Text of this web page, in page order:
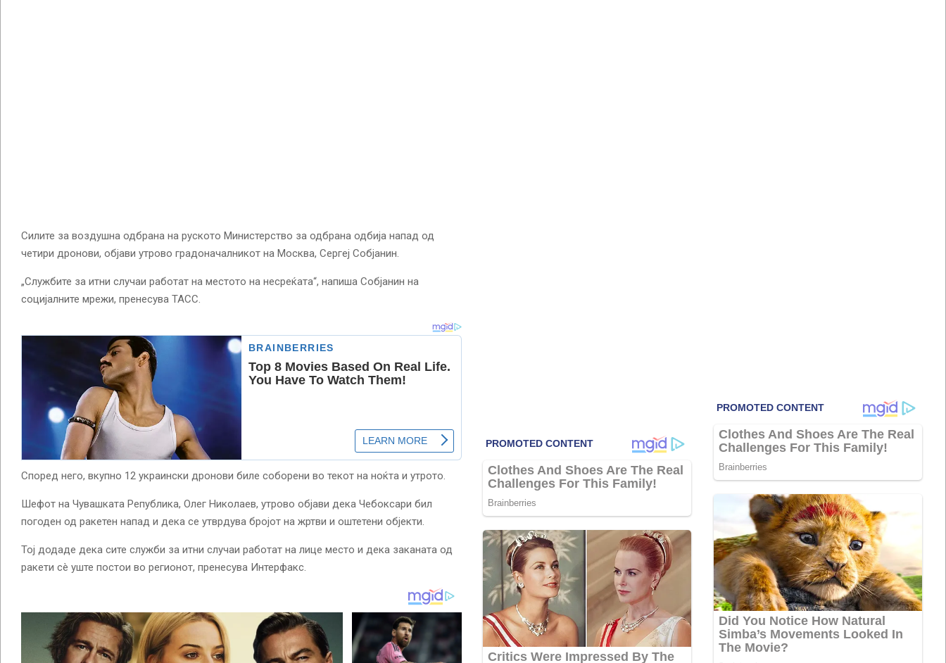
Силите за воздушна одбрана на руското Министерство за одбрана одбија напад од
четири дронови, објави утрово градоначалникот на Москва, Сергеј Собјанин.
„Службите за итни случаи работат на местото на несреќата“, напиша Собјанин на
социјалните мрежи, пренесува ТАСС.
Според него, вкупно 12 украински дронови биле соборени во текот на ноќта и утрото.
Шефот на Чувашката Република, Олег Николаев, утрово објави дека Чебоксари бил
погоден од ракетен напад и дека се утврдува бројот на жртви и оштетени објекти.
Тој додаде дека сите служби за итни случаи работат на лице место и дека заканата од
ракети сè уште постои во регионот, пренесува Интерфакс.